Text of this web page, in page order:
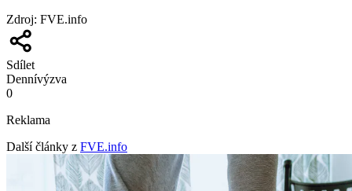
Zdroj: FVE.info
Sdílet
Dennívýzva
0
Reklama
Další články z FVE.info